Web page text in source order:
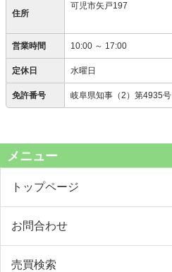
住所
可児市矢戸197
営業時間 10:00 ～ 17:00
定休日 水曜日
免許番号 岐阜県知事（2）第4935号
メニュー
トップページ
お問合わせ
売買検索